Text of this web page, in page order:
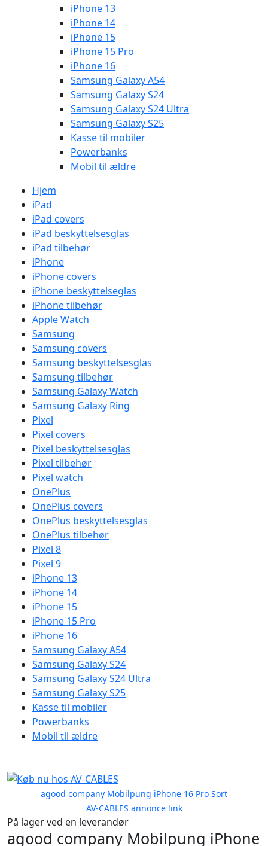
iPhone 13
iPhone 14
iPhone 15
iPhone 15 Pro
iPhone 16
Samsung Galaxy A54
Samsung Galaxy S24
Samsung Galaxy S24 Ultra
Samsung Galaxy S25
Kasse til mobiler
Powerbanks
Mobil til ældre
Hjem
iPad
iPad covers
iPad beskyttelsesglas
iPad tilbehør
iPhone
iPhone covers
iPhone beskyttelseglas
iPhone tilbehør
Apple Watch
Samsung
Samsung covers
Samsung beskyttelsesglas
Samsung tilbehør
Samsung Galaxy Watch
Samsung Galaxy Ring
Pixel
Pixel covers
Pixel beskyttelsesglas
Pixel tilbehør
Pixel watch
OnePlus
OnePlus covers
OnePlus beskyttelsesglas
OnePlus tilbehør
Pixel 8
Pixel 9
iPhone 13
iPhone 14
iPhone 15
iPhone 15 Pro
iPhone 16
Samsung Galaxy A54
Samsung Galaxy S24
Samsung Galaxy S24 Ultra
Samsung Galaxy S25
Kasse til mobiler
Powerbanks
Mobil til ældre
agood company Mobilpung iPhone 16 Pro Sort
AV-CABLES annonce link
På lager ved en leverandør
agood company Mobilpung iPhone